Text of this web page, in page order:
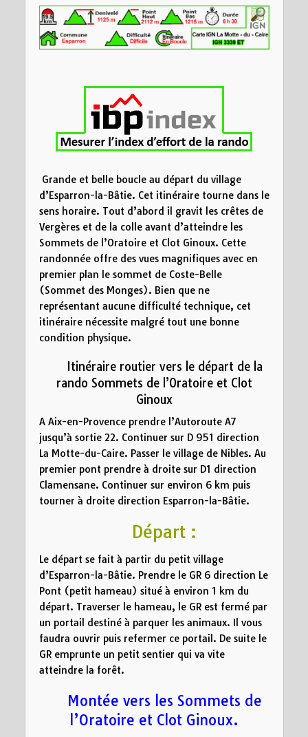
Insérez votre description formatée ici
2100
Distance (km)
Nom:L'Oratoire et
Bâtie en reco
Distance:
Altitude minimum:
Grande et belle boucle au départ du village
d’Esparron-la-Bâtie. Cet itinéraire tourne dans le
sens horaire. Tout d’abord il gravit les crêtes de
Vergères et de la colle avant d’atteindre les
Sommets de l’Oratoire et Clot Ginoux. Cette
randonnée offre des vues magnifiques avec en
premier plan le sommet de Coste-Belle
(Sommet des Monges). Bien que ne
représentant aucune difficulté technique, cet
itinéraire nécessite malgré tout une bonne
condition physique.
Itinéraire routier vers le départ de la
rando Sommets de l’Oratoire et Clot
Ginoux
A Aix-en-Provence prendre l’Autoroute A7
jusqu’à sortie 22. Continuer sur D 951 direction
La Motte-du-Caire. Passer le village de Nibles. Au
premier pont prendre à droite sur D1 direction
Clamensane. Continuer sur environ 6 km puis
tourner à droite direction Esparron-la-Bâtie.
Départ :
Le départ se fait à partir du petit village
d’Esparron-la-Bâtie. Prendre le GR 6 direction Le
Pont (petit hameau) situé à environ 1 km du
départ. Traverser le hameau, le GR est fermé par
un portail destiné à parquer les animaux. Il vous
faudra ouvrir puis refermer ce portail. De suite le
GR emprunte un petit sentier qui va vite
atteindre la forêt.
Montée vers les Sommets de
l’Oratoire et Clot Ginoux.